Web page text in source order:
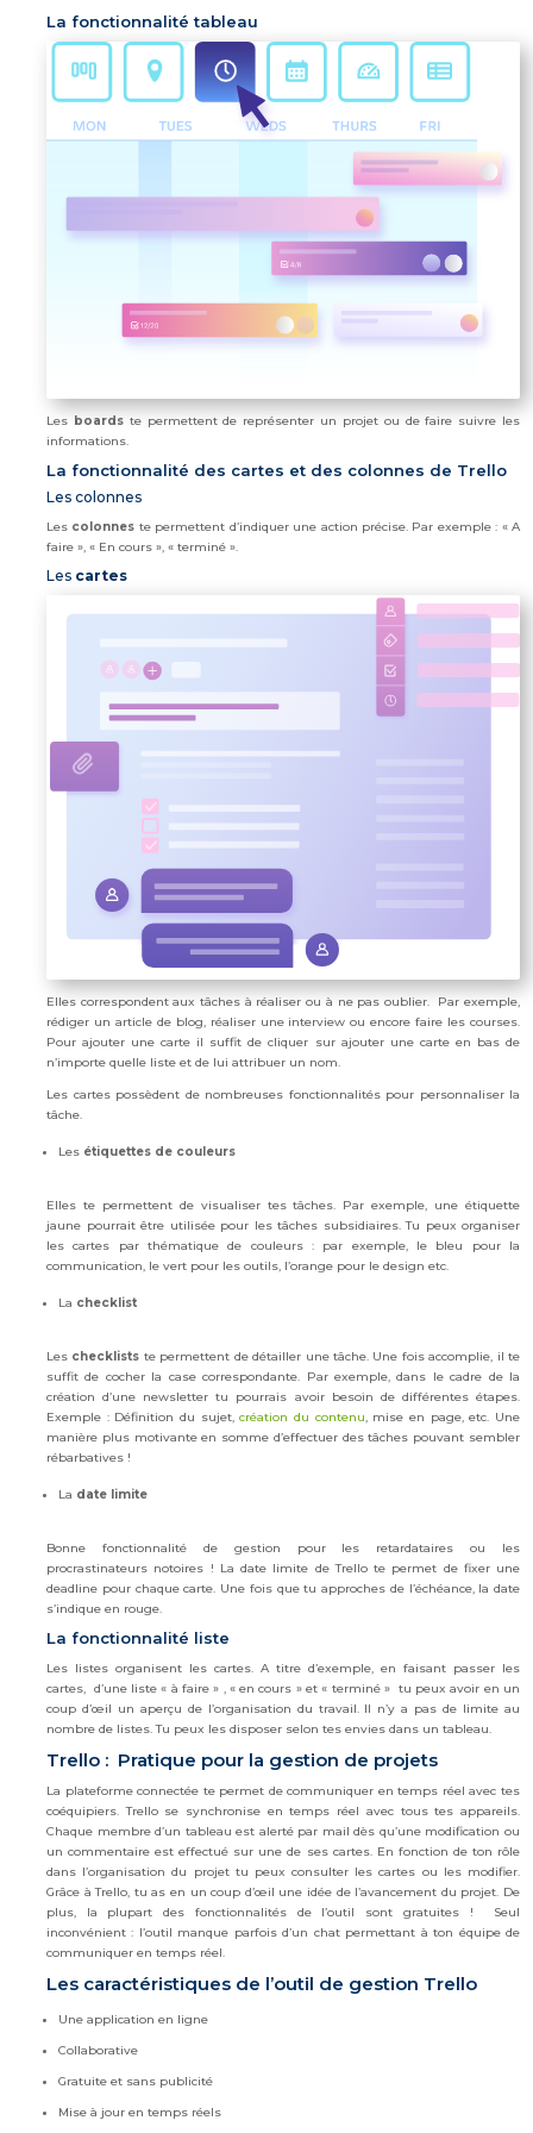
La fonctionnalité tableau
Les boards te permettent de représenter un projet ou de faire suivre les
informations.
La fonctionnalité des cartes et des colonnes de Trello
Les colonnes
Les colonnes te permettent d’indiquer une action précise. Par exemple : « A
faire », « En cours », « terminé ».
Les cartes
Elles correspondent aux tâches à réaliser ou à ne pas oublier. Par exemple,
rédiger un article de blog, réaliser une interview ou encore faire les courses.
Pour ajouter une carte il suffit de cliquer sur ajouter une carte en bas de
n’importe quelle liste et de lui attribuer un nom.
Les cartes possèdent de nombreuses fonctionnalités pour personnaliser la
tâche.
Les étiquettes de couleurs
Elles te permettent de visualiser tes tâches. Par exemple, une étiquette
jaune pourrait être utilisée pour les tâches subsidiaires. Tu peux organiser
les cartes par thématique de couleurs : par exemple, le bleu pour la
communication, le vert pour les outils, l’orange pour le design etc.
La checklist
Les checklists te permettent de détailler une tâche. Une fois accomplie, il te
suffit de cocher la case correspondante. Par exemple, dans le cadre de la
création d’une newsletter tu pourrais avoir besoin de différentes étapes.
Exemple : Définition du sujet,création du contenu, mise en page, etc. Une
manière plus motivante en somme d’effectuer des tâches pouvant sembler
rébarbatives !
La date limite
Bonne fonctionnalité de gestion pour les retardataires ou les
procrastinateurs notoires ! La date limite de Trello te permet de fixer une
deadline pour chaque carte. Une fois que tu approches de l’échéance, la date
s’indique en rouge.
La fonctionnalité liste
Les listes organisent les cartes. A titre d’exemple, en faisant passer les
cartes, d’une liste « à faire » , « en cours » et « terminé » tu peux avoir en un
coup d’œil un aperçu de l’organisation du travail. Il n’y a pas de limite au
nombre de listes. Tu peux les disposer selon tes envies dans un tableau.
Trello : Pratique pour la gestion de projets
La plateforme connectée te permet de communiquer en temps réel avec tes
coéquipiers. Trello se synchronise en temps réel avec tous tes appareils.
Chaque membre d’un tableau est alerté par mail dès qu’une modification ou
un commentaire est effectué sur une de ses cartes. En fonction de ton rôle
dans l’organisation du projet tu peux consulter les cartes ou les modifier.
Grâce à Trello, tu as en un coup d’œil une idée de l’avancement du projet. De
plus, la plupart des fonctionnalités de l’outil sont gratuites ! Seul
inconvénient : l’outil manque parfois d’un chat permettant à ton équipe de
communiquer en temps réel.
Les caractéristiques de l’outil de gestion Trello
Une application en ligne
Collaborative
Gratuite et sans publicité
Mise à jour en temps réels